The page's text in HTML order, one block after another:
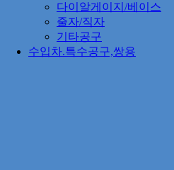
다이알게이지/베이스
줄자/직자
기타공구
수입차.특수공구,쌍용